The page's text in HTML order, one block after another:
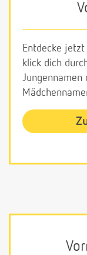
Entdecke
klick dich